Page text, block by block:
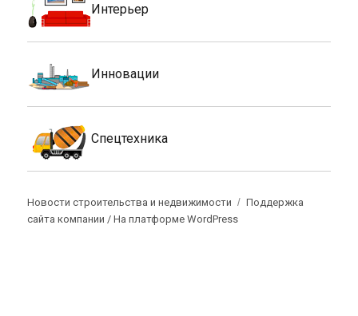
Интерьер
Инновации
Спецтехника
Новости строительства и недвижимости
Поддержка
сайта компании /На платформе WordPress